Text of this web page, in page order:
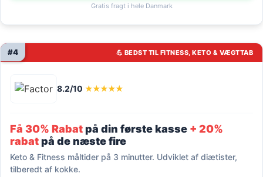
Gratis fragt i hele Danmark
💪 BEDST TIL FITNESS, KETO & VÆGTTAB
#4
8.2/10 ★★★★★
Få 30% Rabatpå din første kasse + 20%
rabatpå de næste fire
Keto & Fitness måltider på 3 minutter. Udviklet af diætister,
tilberedt af kokke.